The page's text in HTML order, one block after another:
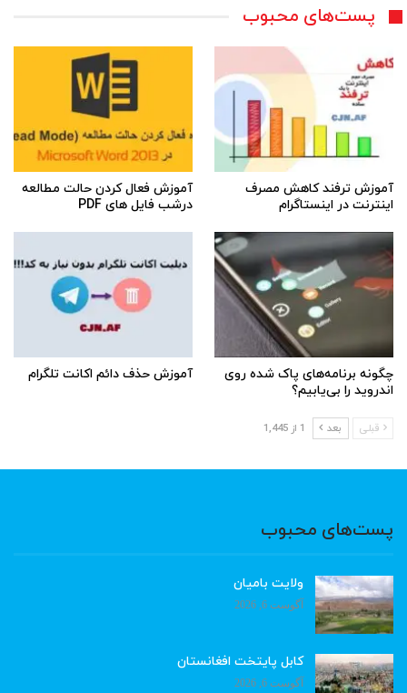
پست‌های محبوب
آموزش ترفند کاهش مصرف
اینترنت در اینستاگرام
آموزش فعال کردن حالت مطالعه
درشب فایل های PDF
چگونه برنامه‌های پاک شده روی
اندروید را بی‌یابیم؟
آموزش حذف دائم اکانت تلگرام
قبلی بعد 1 از 1,445
پست‌های محبوب
ولایت بامیان
آگوست 6, 2026
کابل پایتخت افغانستان
آگوست 6, 2026